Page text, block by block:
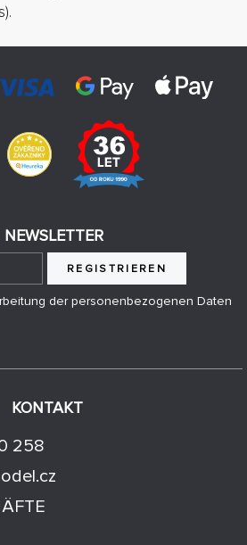
KONTAKT
258
REGISTRIEREN
der personenbezogenen Daten